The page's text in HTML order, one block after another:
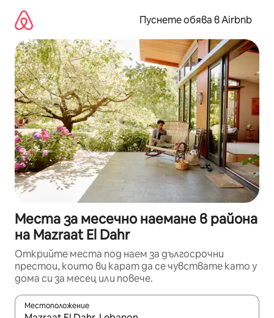
съдържанието
Пуснете обява в Airbnb
Места за месечно наемане в района
на Mazraat El Dahr
Открийте места под наем за дългосрочни
престои, които ви карат да се чувствате като у
дома си за месец или повече.
Местоположение